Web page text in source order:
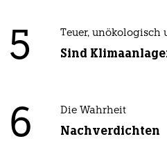
5 Teuer, unökologisch
Sind
6 Die Wahrheit
Nachverdichten